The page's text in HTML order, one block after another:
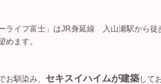
ライフ富士」はJR身延線 入山瀬駅から徒
めます。
お馴染み、 セキスイハイムが建築して